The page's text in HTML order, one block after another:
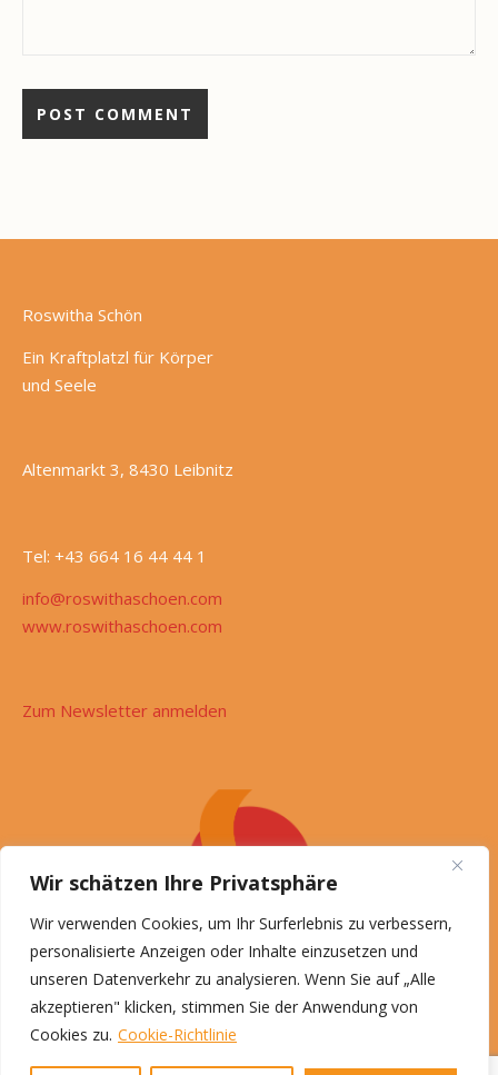
Wir schätzen Ihre Privatsphäre
Wir verwenden Cookies, um Ihr Surferlebnis zu verbessern,
personalisierte Anzeigen oder Inhalte einzusetzen und
unseren Datenverkehr zu analysieren. Wenn Sie auf „Alle
akzeptieren" klicken, stimmen Sie der Anwendung von
Cookies zu. Cookie-Richtlinie
Roswitha Schön
Ein Kraftplatzl für Körper
und Seele
Altenmarkt 3, 8430 Leibnitz
Tel: +43 664 16 44 44 1
info@roswithaschoen.com
www.roswithaschoen.com
Zum Newsletter anmelden
© Roswitha Schön, 2026
Impressum Datenschutz